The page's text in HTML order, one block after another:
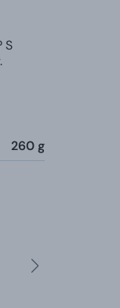
S
260 g